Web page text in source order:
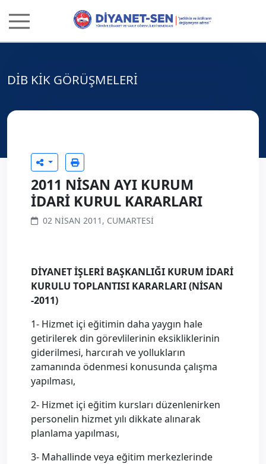
DİB KİK GÖRÜŞMELERİ
2011 NİSAN AYI KURUM
İDARİ KURUL KARARLARI
02 NISAN 2011, CUMARTESI
DİYANET İŞLERİ BAŞKANLIĞI KURUM İDARİ
KURULU TOPLANTISI KARARLARI(NİSAN
-2011)
1- Hizmet içi eğitimin daha yaygın hale
getirilerek din görevlilerinin eksikliklerinin
giderilmesi, harcırah ve yollukların
zamanında ödenmesi konusunda çalışma
yapılması,
2- Hizmet içi eğitim kursları düzenlenirken
personelin hizmet yılı dikkate alınarak
planlama yapılması,
3- Mahallinde veya eğitim merkezlerinde